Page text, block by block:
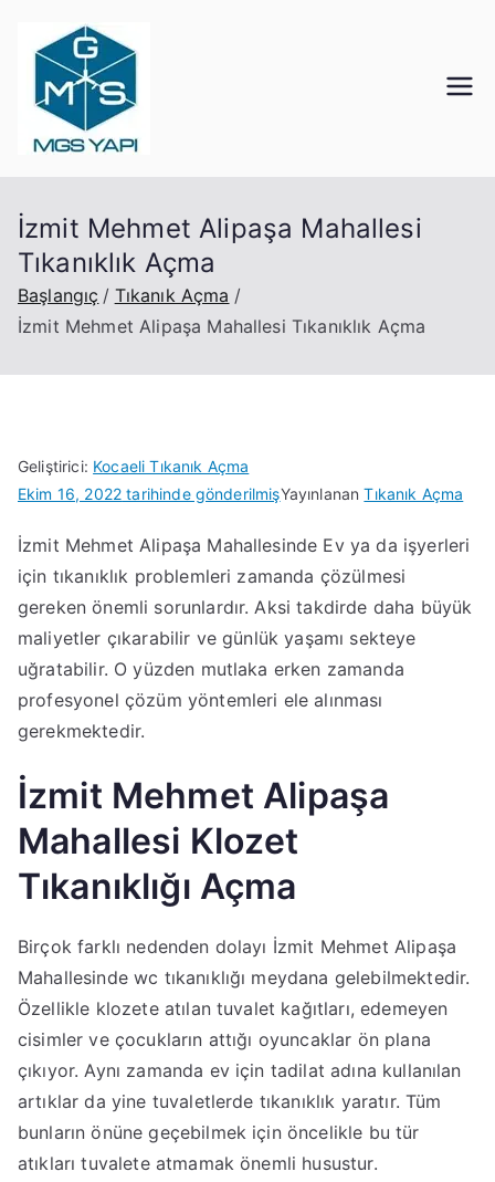
İzmit Mehmet Alipaşa Mahallesi
Tıkanıklık Açma
Başlangıç
Tıkanık Açma
İzmit Mehmet Alipaşa Mahallesi Tıkanıklık Açma
Geliştirici: Kocaeli Tıkanık Açma
Ekim 16, 2022 tarihinde gönderilmişYayınlananTıkanık Açma
İzmit Mehmet Alipaşa Mahallesinde Ev ya da işyerleri
için tıkanıklık problemleri zamanda çözülmesi
gereken önemli sorunlardır. Aksi takdirde daha büyük
maliyetler çıkarabilir ve günlük yaşamı sekteye
uğratabilir. O yüzden mutlaka erken zamanda
profesyonel çözüm yöntemleri ele alınması
gerekmektedir.
İzmit Mehmet Alipaşa
Mahallesi Klozet
Tıkanıklığı Açma
Birçok farklı nedenden dolayı İzmit Mehmet Alipaşa
Mahallesinde wc tıkanıklığı meydana gelebilmektedir.
Özellikle klozete atılan tuvalet kağıtları, edemeyen
cisimler ve çocukların attığı oyuncaklar ön plana
çıkıyor. Aynı zamanda ev için tadilat adına kullanılan
artıklar da yine tuvaletlerde tıkanıklık yaratır. Tüm
bunların önüne geçebilmek için öncelikle bu tür
atıkları tuvalete atmamak önemli husustur.